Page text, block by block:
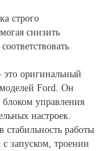
строго
снизить
оригинальный
Ford. Он
управления
настроек.
работы
с запуском, троении